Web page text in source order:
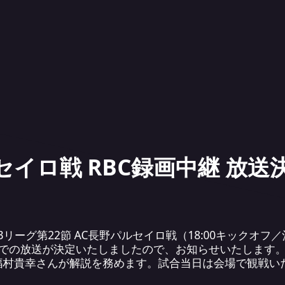
イロ戦 RBC録画中継 放送
ーグ第22節 AC長野パルセイロ戦（18:00キックオフ
の放送が決定いたしましたので、お知らせいたします
貴幸さんが解説を務めます。試合当日は会場で観戦